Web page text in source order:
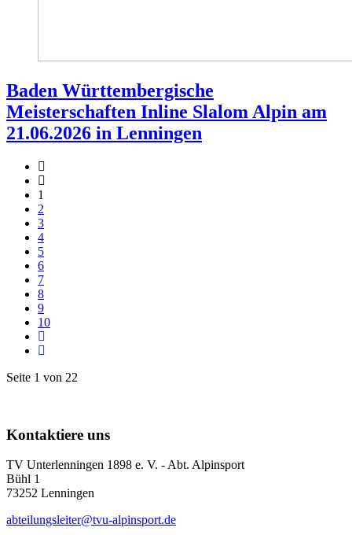
Baden Württembergische
Meisterschaften Inline Slalom Alpin am
21.06.2026 in Lenningen
1
2
3
4
5
6
7
8
9
10
Seite 1 von 22
Kontaktiere uns
TV Unterlenningen 1898 e. V. - Abt. Alpinsport
Bühl 1
73252 Lenningen
abteilungsleiter@tvu-alpinsport.de